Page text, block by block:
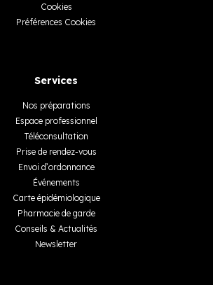
Cookies
Préférences Cookies
Services
Nos préparations
Espace professionnel
Téléconsultation
Prise de rendez-vous
Envoi d’ordonnance
Événements
Carte épidémiologique
Pharmacie de garde
Conseils & Actualités
Newsletter